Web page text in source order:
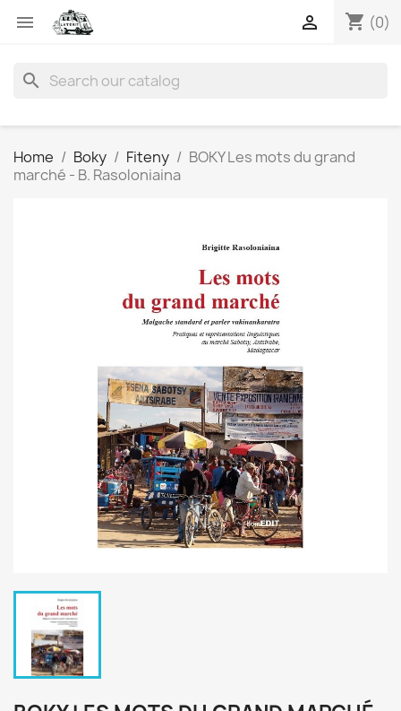
 shopping_cart (0)

search
Home Boky Fiteny
BOKY Les mots du grand
marché - B. Rasoloniaina